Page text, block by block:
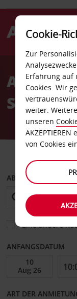
Avis
ABHOLEN VON
Eine andere
ANFANGSDATUM
ART DER
Cookie-
Zur
Erfahrung auf
Cookies. Wir
weiter.
unseren
von Cookies